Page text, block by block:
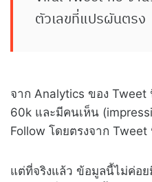
ตัวเลขที่แปรผันตรง
จาก Analytics ของ
60k และมีคนเห็น
Follow โดยตรงจาก
แต่ที่จริงแล้ว ข้อมูลนี้ไม่ค่อย